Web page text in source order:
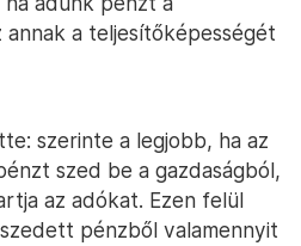
annak a teljesítőképességét
szerinte a legjobb, ha az
szed be a gazdaságból,
az adókat. Ezen felül
pénzből valamennyit